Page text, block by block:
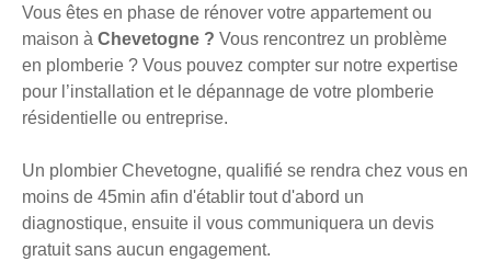
Vous êtes en phase de rénover votre appartement ou
maison à Chevetogne ? Vous rencontrez un problème
en plomberie ? Vous pouvez compter sur notre expertise
pour l’installation et le dépannage de votre plomberie
résidentielle ou entreprise.
Un plombier Chevetogne, qualifié se rendra chez vous en
moins de 45min afin d'établir tout d'abord un
diagnostique, ensuite il vous communiquera un devis
gratuit sans aucun engagement.